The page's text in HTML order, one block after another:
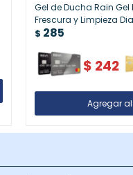
Gel de Ducha Rain Gel
Frescura y Limpieza
$ 285
$ 242